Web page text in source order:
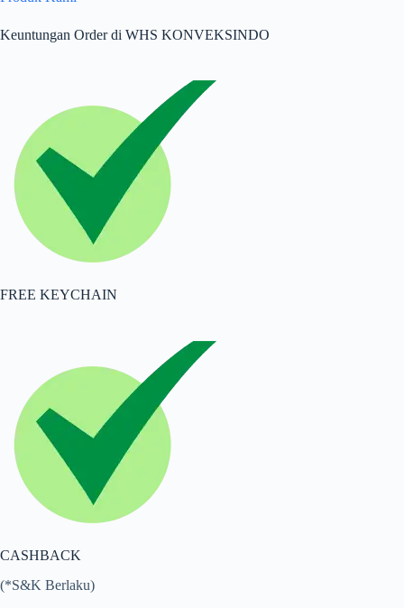
Keuntungan Order di WHS KONVEKSINDO
FREE KEYCHAIN
CASHBACK
(*S&K Berlaku)